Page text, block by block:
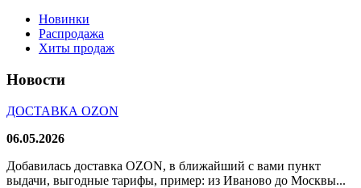
Новинки
Распродажа
Хиты продаж
Новости
ДОСТАВКА OZON
06.05.2026
Добавилась доставка OZON, в ближайший с вами пункт
выдачи, выгодные тарифы, пример: из Иваново до Москвы...